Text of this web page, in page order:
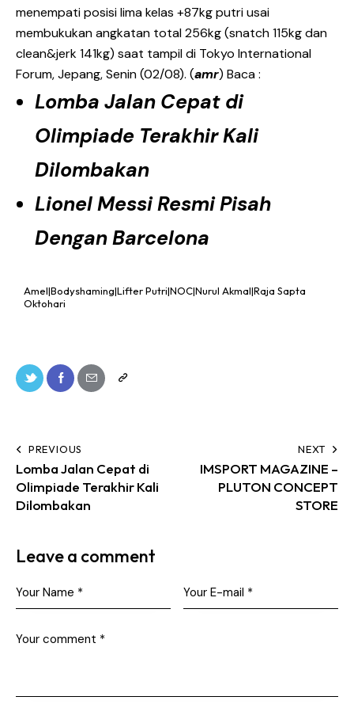
menempati posisi lima kelas +87kg putri usai
membukukan angkatan total 256kg (snatch 115kg dan
clean&jerk 141kg) saat tampil di Tokyo International
Forum, Jepang, Senin (02/08). (amr) Baca :
Lomba Jalan Cepat di
Olimpiade Terakhir Kali
Dilombakan
Lionel Messi Resmi Pisah
Dengan Barcelona
Amel|Bodyshaming|Lifter Putri|NOC|Nurul Akmal|Raja Sapta
Oktohari
PREVIOUS
Lomba Jalan Cepat di
Olimpiade Terakhir Kali
Dilombakan
NEXT
IMSPORT MAGAZINE –
PLUTON CONCEPT
STORE
Leave a comment